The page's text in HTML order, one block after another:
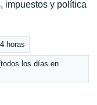
impuestos y política
horas
los días en